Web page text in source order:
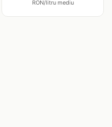
RON/litru mediu